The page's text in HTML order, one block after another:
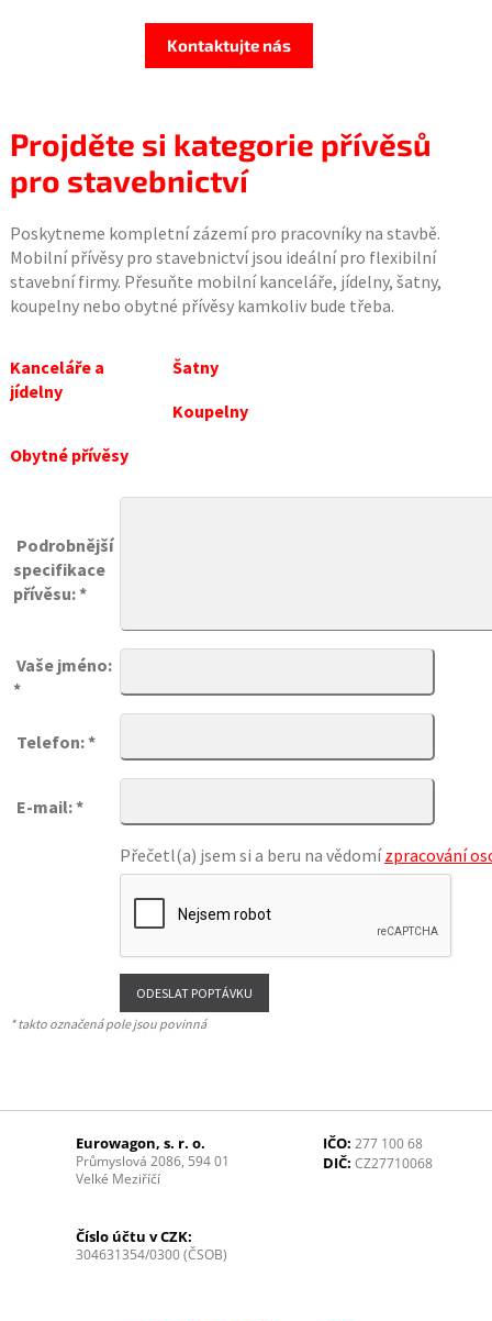
Kontaktujte nás
Projděte si kategorie přívěsů
pro stavebnictví
Poskytneme kompletní zázemí pro pracovníky na stavbě.
Mobilní přívěsy pro stavebnictví jsou ideální pro flexibilní
stavební firmy. Přesuňte mobilní kanceláře, jídelny, šatny,
koupelny nebo obytné přívěsy kamkoliv bude třeba.
Kanceláře a
jídelny
Šatny
Koupelny
Obytné přívěsy
Podrobnější
specifikace
přívěsu: *
Vaše jméno:
*
Telefon: *
E-mail: *
Přečetl(a) jsem si a beru na vědomízpracování
* takto označená pole jsou povinná
Eurowagon, s. r. o.
Průmyslová 2086, 594 01
Velké Meziříčí
IČO: 277 100 68
DIČ: CZ27710068
Číslo účtu v CZK:
304631354/0300 (ČSOB)